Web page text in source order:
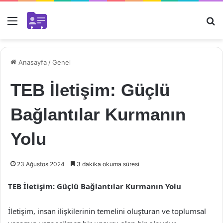
Menü
Anasayfa /Genel
TEB İletişim: Güçlü
Bağlantılar Kurmanın
Yolu
23 Ağustos 2024 3 dakika okuma süresi
TEB İletişim: Güçlü Bağlantılar Kurmanın Yolu
İletişim, insan ilişkilerinin temelini oluşturan ve toplumsal